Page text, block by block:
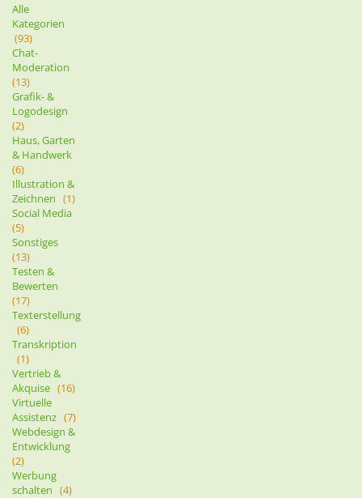
Alle
Kategorien
(93)
Chat-
Moderation
(13)
Grafik- &
Logodesign
(2)
Haus, Garten
& Handwerk
(6)
Illustration &
Zeichnen (1)
Social Media
(5)
Sonstiges
(13)
Testen &
Bewerten
(17)
Texterstellung
(6)
Transkription
(1)
Vertrieb &
Akquise (16)
Virtuelle
Assistenz (7)
Webdesign &
Entwicklung
(2)
Werbung
schalten (4)